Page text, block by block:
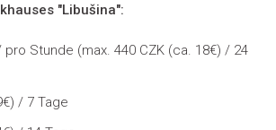
"Libušina":
pro Stunde (max. 440 CZK (ca. 18€) / 24
/ 7 Tage